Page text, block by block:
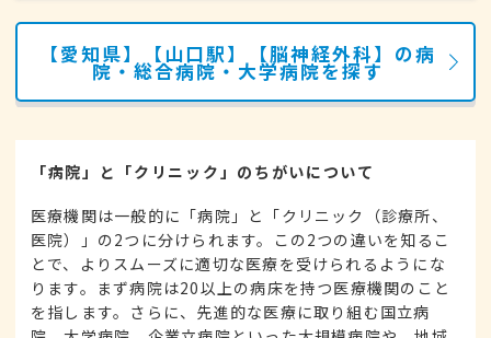
【愛知県】【山口駅】【脳神経外科】の病
院・総合病院・大学病院を探す
「病院」と「クリニック」のちがいについて
医療機関は一般的に「病院」と「クリニック（診療所、
医院）」の2つに分けられます。この2つの違いを知るこ
とで、よりスムーズに適切な医療を受けられるようにな
ります。まず病院は20以上の病床を持つ医療機関のこと
を指します。さらに、先進的な医療に取り組む国立病